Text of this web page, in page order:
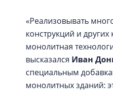
«Реализовывать
конструкций и
монолитная
высказался Иван
специальным
монолитных зданий: